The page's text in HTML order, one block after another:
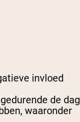
invloed
de dag
waaronder